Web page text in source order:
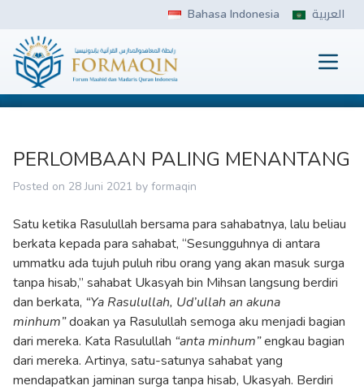
content
Bahasa Indonesia العربية
FORMAQIN
PERLOMBAAN PALING MENANTANG
Posted on 28 Juni 2021 by formaqin
Satu ketika Rasulullah bersama para sahabatnya, lalu beliau
berkata kepada para sahabat, “Sesungguhnya di antara
ummatku ada tujuh puluh ribu orang yang akan masuk surga
tanpa hisab,” sahabat Ukasyah bin Mihsan langsung berdiri
dan berkata, “Ya Rasulullah, Ud’ullah an akuna
minhum”doakan ya Rasulullah semoga aku menjadi bagian
dari mereka. Kata Rasulullah “anta minhum”engkau bagian
dari mereka. Artinya, satu-satunya sahabat yang
mendapatkan jaminan surga tanpa hisab, Ukasyah. Berdiri